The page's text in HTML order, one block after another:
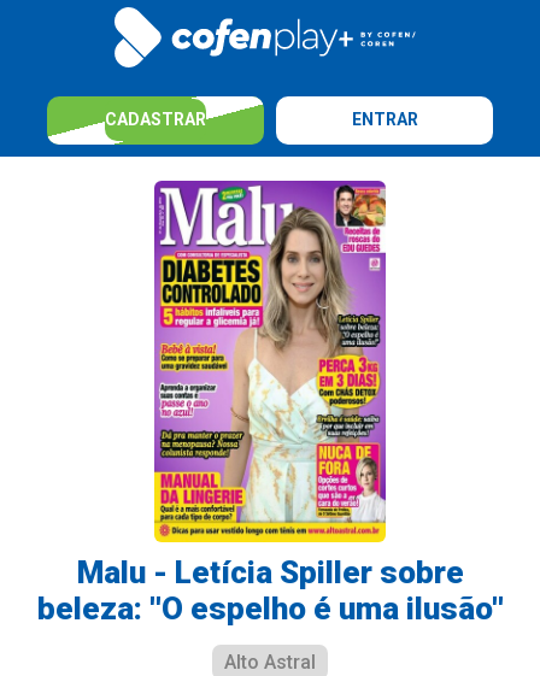
CADASTRAR ENTRAR
Malu - Letícia Spiller sobre
beleza: ''O espelho é uma ilusão''
Alto Astral